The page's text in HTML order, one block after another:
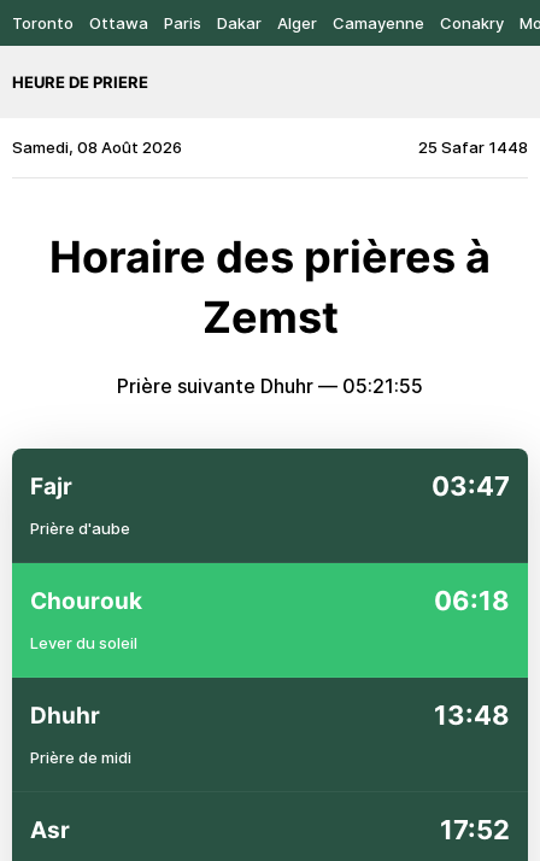
Toronto Ottawa Paris Dakar Alger Camayenne Conakry
HEURE DE PRIERE
Samedi, 08 Août 2026 25 Safar 1448
Horaire des prières à
Zemst
Prière suivante Dhuhr — 05:21:55
Fajr 03:47
Prière d'aube
Chourouk 06:18
Lever du soleil
Dhuhr 13:48
Prière de midi
Asr 17:52